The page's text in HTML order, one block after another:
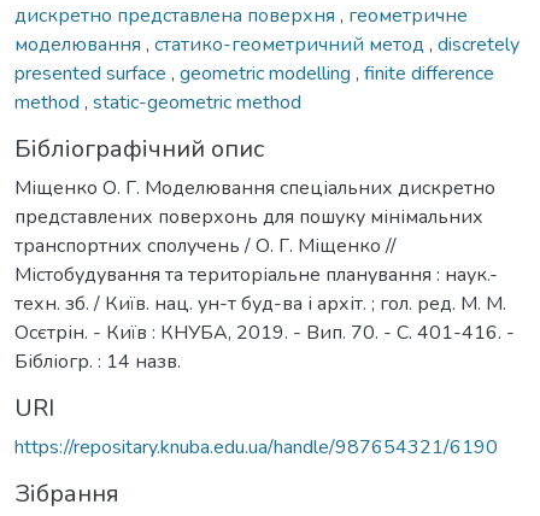
дискретно представлена поверхня , геометричне
моделювання , статико-геометричний метод , discretely
presented surface , geometric modelling , finite difference
method , static-geometric method
Бібліографічний опис
Міщенко О. Г. Моделювання спеціальних дискретно
представлених поверхонь для пошуку мінімальних
транспортних сполучень / О. Г. Міщенко //
Містобудування та територіальне планування : наук.-
техн. зб. / Київ. нац. ун-т буд-ва і архіт. ; гол. ред. М. М.
Осєтрін. - Київ : КНУБА, 2019. - Вип. 70. - С. 401-416. -
Бібліогр. : 14 назв.
URI
https://repositary.knuba.edu.ua/handle/987654321/6190
Зібрання